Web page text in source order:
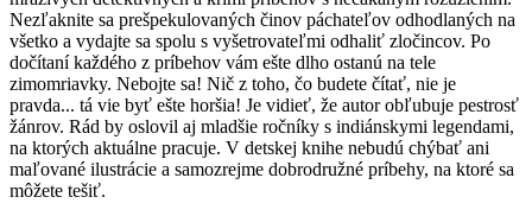
Nezľaknite sa prešpekulovaných činov páchateľov odhodlaných na
všetko a vydajte sa spolu s vyšetrovateľmi odhaliť zločincov. Po
dočítaní každého z príbehov vám ešte dlho ostanú na tele
zimomriavky. Nebojte sa! Nič z toho, čo budete čítať, nie je
pravda... tá vie byť ešte horšia! Je vidieť, že autor obľubuje pestrosť
žánrov. Rád by oslovil aj mladšie ročníky s indiánskymi legendami,
na ktorých aktuálne pracuje. V detskej knihe nebudú chýbať ani
maľované ilustrácie a samozrejme dobrodružné príbehy, na ktoré sa
môžete tešiť.